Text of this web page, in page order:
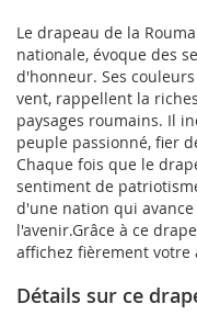
Le drapeau de la
nationale, évoque des
d'honneur. Ses
vent, rappellent la
paysages roumains. Il
peuple passionné, fier
Chaque fois que le
sentiment de
d'une nation qui
l'avenir.Grâce à ce
affichez fièrement votre
Détails sur ce